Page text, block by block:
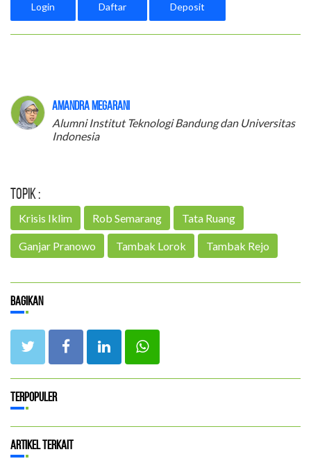
Login Daftar Deposit
Amandra Megarani
Alumni Institut Teknologi Bandung dan Universitas
Indonesia
Topik :
Krisis Iklim Rob Semarang Tata Ruang
Ganjar Pranowo Tambak Lorok Tambak Rejo
Bagikan
Terpopuler
Artikel Terkait